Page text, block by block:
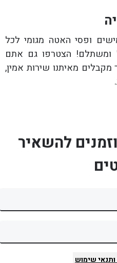
ופסי האטה מגומי לכל
ומשתלם! הצטרפו גם אתם
מאיתנו שירות אמין,
להשאיר
שימוש